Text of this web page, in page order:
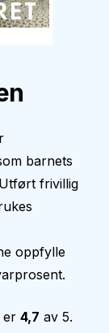
barnets
frivillig
oppfylle
er 4,7 av 5.